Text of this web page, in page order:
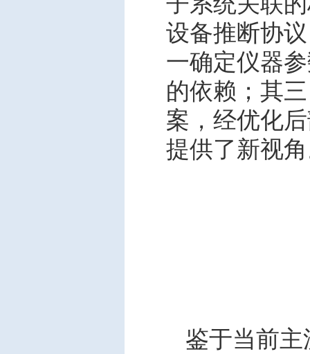
设备推断协
一确定仪器
的依赖；其
案，经优化
提供了新视
鉴于当前